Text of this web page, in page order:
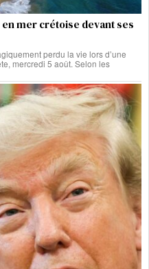
mer crétoise devant ses
perdu la vie lors d’une
mercredi 5 août. Selon les